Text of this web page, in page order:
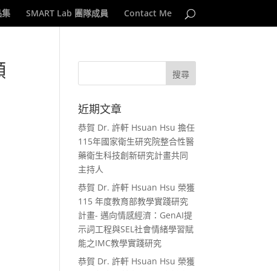
SMART Lab 團隊成員 Contact Me
近期文章
恭賀 Dr. 許軒 Hsuan Hsu 擔任
115年國家衛生研究院整合性醫
藥衛生科技創新研究計畫共同
主持人
恭賀 Dr. 許軒 Hsuan Hsu 榮獲
115 年度教育部教學實踐研究
計畫- 邁向情感經濟：GenAI提
示詞工程與SEL社會情緒學習賦
能之IMC教學實踐研究
恭賀 Dr. 許軒 Hsuan Hsu 榮獲